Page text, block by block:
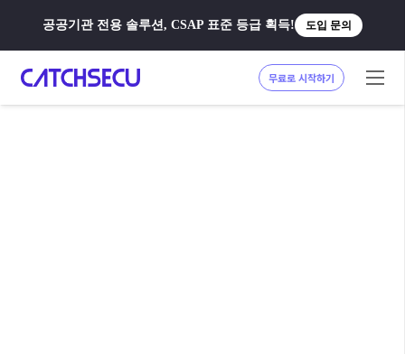
공공기관 전용 솔루션, CSAP 표준 등급 획득! 도입 문의
무료로 시작하기